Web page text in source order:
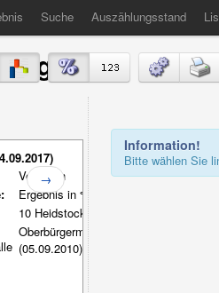
Suche Auszählungsstand
Vergleich
Ergebnis in %-Pkt.
10 Heidstock
Oberbürgermeisterwahl
(05.09.2010)
→
Information!
Bitte wählen Sie